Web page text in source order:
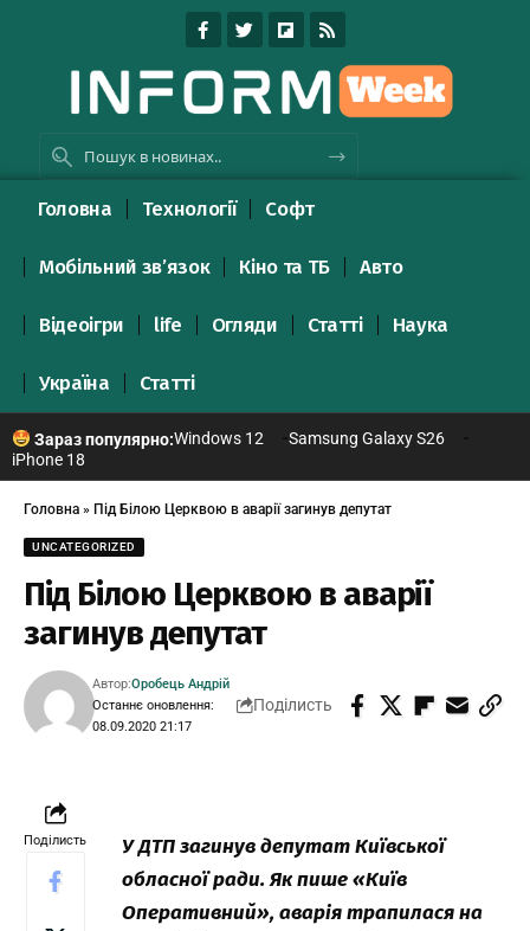
Головна Технології Софт
Мобільний зв’язок Кіно та ТБ Авто
Відеоігри life Огляди Статті Наука
Україна Статті
Зараз популярно:Windows 12
Samsung Galaxy S26
iPhone 18
Головна » Під Білою Церквою в аварії загинув депутат
UNCATEGORIZED
Під Білою Церквою в аварії
загинув депутат
Останнє оновлення:
08.09.2020 21:17
Автор:Оробець Андрій
Поділисть
Поділисть
У ДТП загинув депутат Київської
обласної ради. Як пише «Київ
Оперативний», аварія трапилася на